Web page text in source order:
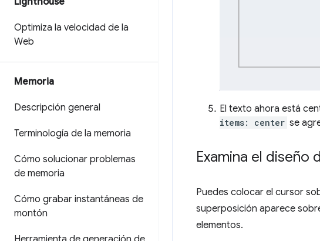
Optimiza la velocidad de la
Web
Memoria
Descripción general
Terminología de la memoria
Cómo solucionar problemas
de memoria
Cómo grabar instantáneas de
montón
El texto ahora está
items: center se
Examina el diseño
Puedes colocar el cursor
superposición aparece
elementos.